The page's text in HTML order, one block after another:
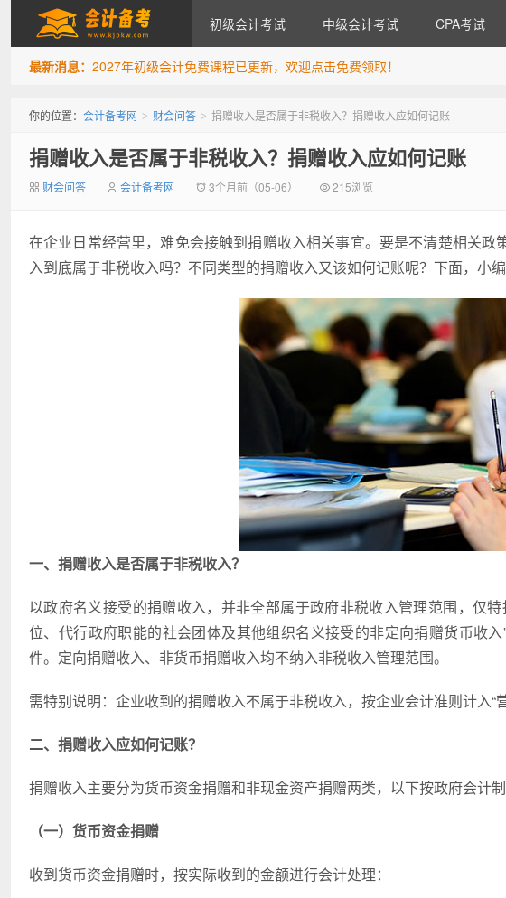
初级会计考试 中级会计考试 CPA考试
最新消息： 2027年初级会计免费课程已更新，欢迎点击免费领取！
你的位置： 会计备考网 > 财会问答 > 捐赠收入是否属于非税收入？捐赠收入应如何记账
捐赠收入是否属于非税收入？捐赠收入应如何记账
财会问答 会计备考网 3个月前（05-06） 215浏览
在企业日常经营里，难免会接触到捐赠收入相关事宜。要是不清楚相关
入到底属于非税收入吗？不同类型的捐赠收入又该如何记账呢？下面，小编
一、捐赠收入是否属于非税收入？
以政府名义接受的捐赠收入，并非全部属于政府非税收入管理范围，仅
位、代行政府职能的社会团体及其他组织名义接受的非定向捐赠货币收
件。定向捐赠收入、非货币捐赠收入均不纳入非税收入管理范围。
需特别说明：企业收到的捐赠收入不属于非税收入，按企业会计准则计入“
二、 捐赠收入应如何记账？
捐赠收入主要分为货币资金捐赠和非现金资产捐赠两类，以下按政府会计
（一）货币资金捐赠
收到货币资金捐赠时，按实际收到的金额进行会计处理：